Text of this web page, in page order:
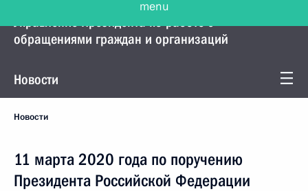
Управление Президента по работе с
обращениями граждан и организаций
Новости
Новости
11 марта 2020 года по поручению
Президента Российской Федерации